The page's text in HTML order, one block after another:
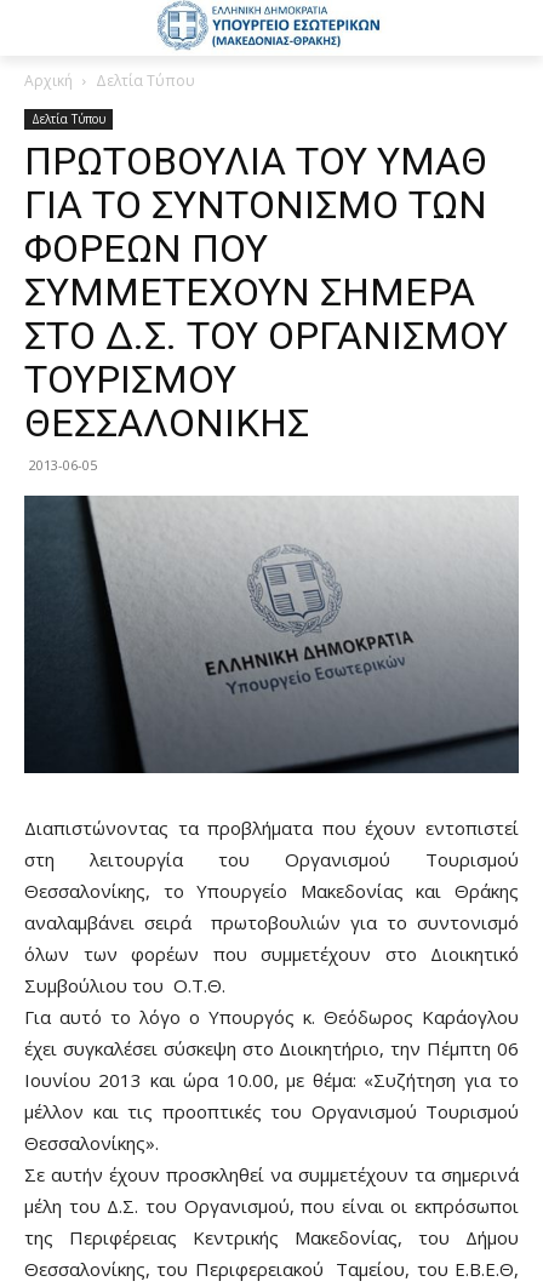
Αρχική Δελτία Τύπου
Δελτία Τύπου
ΠΡΩΤΟΒΟΥΛΙΑ ΤΟΥ ΥΜΑΘ
ΓΙΑ ΤΟ ΣΥΝΤΟΝΙΣΜΟ ΤΩΝ
ΦΟΡΕΩΝ ΠΟΥ
ΣΥΜΜΕΤΕΧΟΥΝ ΣΗΜΕΡΑ
ΣΤΟ Δ.Σ. ΤΟΥ ΟΡΓΑΝΙΣΜΟΥ
ΤΟΥΡΙΣΜΟΥ
ΘΕΣΣΑΛΟΝΙΚΗΣ
2013-06-05
Διαπιστώνοντας τα προβλήματα που έχουν εντοπιστεί
στη λειτουργία του Οργανισμού Τουρισμού
Θεσσαλονίκης, το Υπουργείο Μακεδονίας και Θράκης
αναλαμβάνει σειρά πρωτοβουλιών για το συντονισμό
όλων των φορέων που συμμετέχουν στο Διοικητικό
Συμβούλιου του Ο.Τ.Θ.
Για αυτό το λόγο ο Υπουργός κ. Θεόδωρος Καράογλου
έχει συγκαλέσει σύσκεψη στο Διοικητήριο, την Πέμπτη 06
Ιουνίου 2013 και ώρα 10.00, με θέμα: «Συζήτηση για το
μέλλον και τις προοπτικές του Οργανισμού Τουρισμού
Θεσσαλονίκης».
Σε αυτήν έχουν προσκληθεί να συμμετέχουν τα σημερινά
μέλη του Δ.Σ. του Οργανισμού, που είναι οι εκπρόσωποι
της Περιφέρειας Κεντρικής Μακεδονίας, του Δήμου
Θεσσαλονίκης, του Περιφερειακού Ταμείου, του Ε.Β.Ε.Θ,